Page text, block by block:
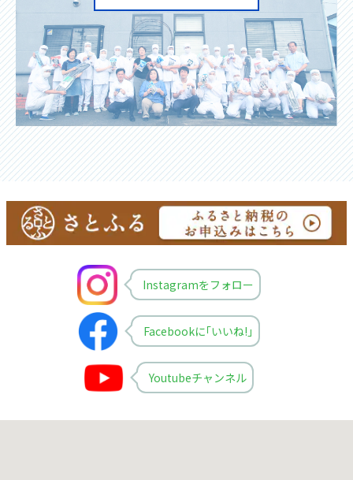
Instagramをフォロー
Facebookに｢いいね!｣
Youtubeチャンネル